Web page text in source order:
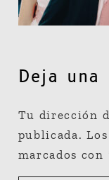
Deja una
Tu dirección
publicada.
marcados con